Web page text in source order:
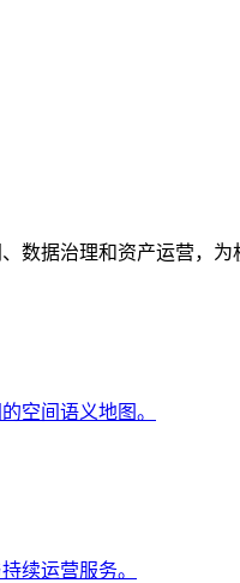
据治理和资产运营，
空间语义地图。
续运营服务。